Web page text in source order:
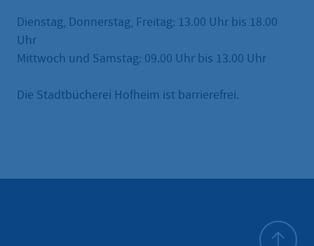
Dienstag, Donnerstag, Freitag: 13.00 Uhr bis 18.00
Uhr
Mittwoch und Samstag: 09.00 Uhr bis 13.00 Uhr
Die Stadtbücherei Hofheim ist barrierefrei.